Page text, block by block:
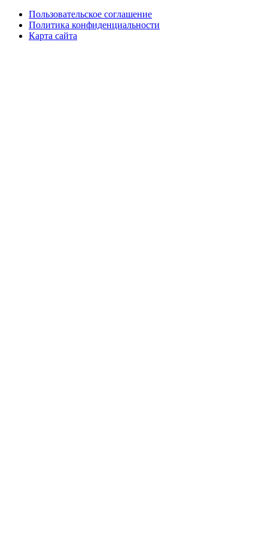
Пользовательское соглашение
Политика конфиденциальности
Карта сайта